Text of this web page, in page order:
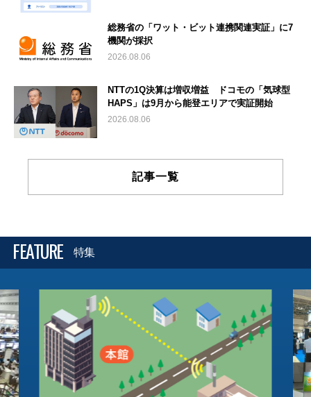
総務省の「ワット・ビット連携関連実証」に7
機関が採択
2026.08.06
NTTの1Q決算は増収増益 ドコモの「気球型
HAPS」は9月から能登エリアで実証開始
2026.08.06
記事一覧
FEATURE 特集